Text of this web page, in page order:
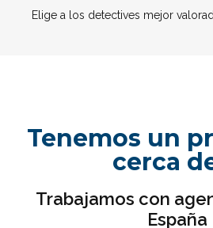
Elige a los detectives mejor
Tenemos un
cerca
Trabajamos con
España